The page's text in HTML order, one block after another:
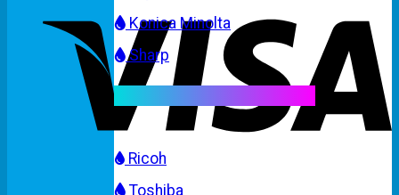
Konica Minolta
Sharp
Ricoh
Toshiba